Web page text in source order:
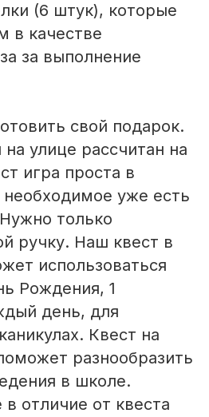
(6 штук), которые
в качестве
за выполнение
свой подарок.
улице рассчитан на
игра проста в
необходимое уже есть
только
ручку. Наш квест в
использоваться
Рождения, 1
день, для
Квест на
разнообразить
в школе.
отличие от квеста